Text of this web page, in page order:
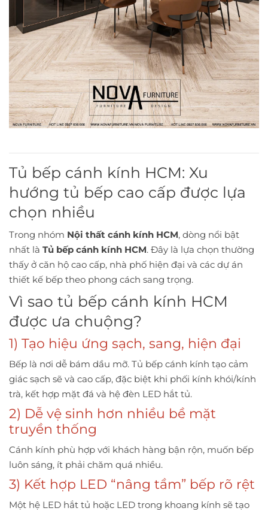
Tủ bếp cánh kính HCM: Xu
hướng tủ bếp cao cấp được lựa
chọn nhiều
Trong nhóm Nội thất cánh kính HCM, dòng nổi bật
nhất là Tủ bếp cánh kính HCM. Đây là lựa chọn thường
thấy ở căn hộ cao cấp, nhà phố hiện đại và các dự án
thiết kế bếp theo phong cách sang trọng.
Vì sao tủ bếp cánh kính HCM
được ưa chuộng?
1) Tạo hiệu ứng sạch, sang, hiện đại
Bếp là nơi dễ bám dầu mỡ. Tủ bếp cánh kính tạo cảm
giác sạch sẽ và cao cấp, đặc biệt khi phối kính khói/kính
trà, kết hợp mặt đá và hệ đèn LED hắt tủ.
2) Dễ vệ sinh hơn nhiều bề mặt
truyền thống
Cánh kính phù hợp với khách hàng bận rộn, muốn bếp
luôn sáng, ít phải chăm quá nhiều.
3) Kết hợp LED “nâng tầm” bếp rõ rệt
Một hệ LED hắt tủ hoặc LED trong khoang kính sẽ tạo